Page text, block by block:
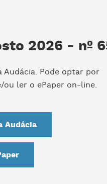
2026 - nº
Audácia. Pode optar por
ou ler o ePaper on-line.
Audácia